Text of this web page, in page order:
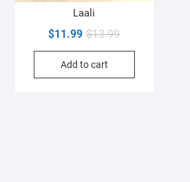
Laali
$13.99Original
price
$13.99.
$11.99
Current
price
$11.99.
Add to cart